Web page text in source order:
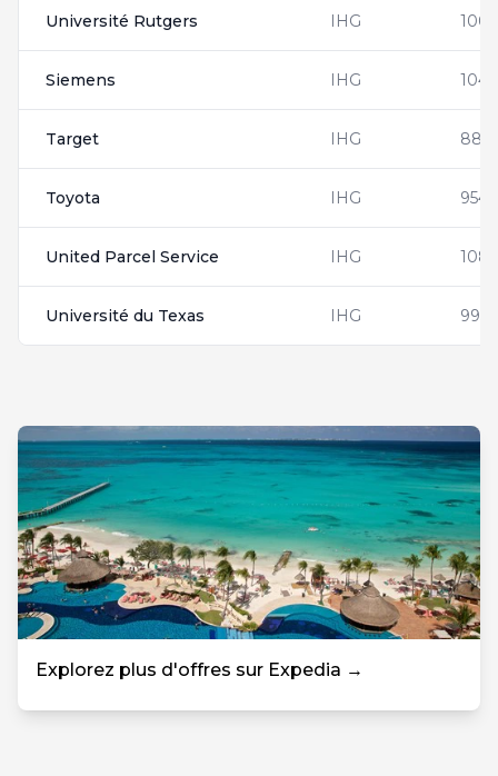
Université Rutgers IHG
Siemens IHG
Target IHG
Toyota IHG
United Parcel Service IHG
Université du Texas IHG
Explorez plus d'offres sur Expedia →